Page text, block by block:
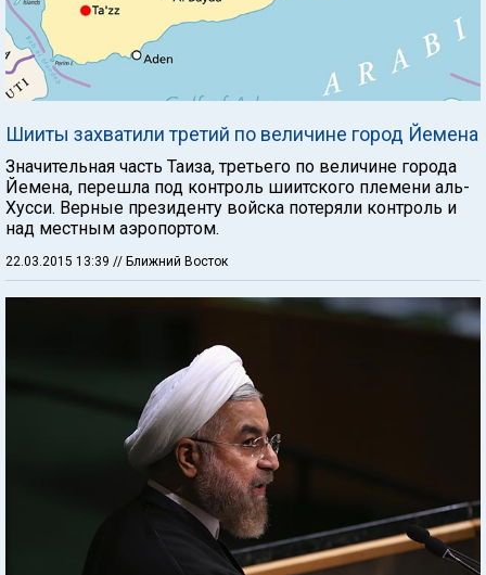
Шииты захватили третий по величине город Йемена
Значительная часть Таиза, третьего по величине города
Йемена, перешла под контроль шиитского племени аль-
Хусси. Верные президенту войска потеряли контроль и
над местным аэропортом.
22.03.2015 13:39 // Ближний Восток